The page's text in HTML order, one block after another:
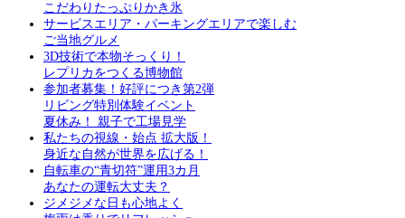
こだわりたっぷりかき氷
サービスエリア・パーキングエリアで楽しむ
ご当地グルメ
3D技術で本物そっくり！
レプリカをつくる博物館
参加者募集！好評につき第2弾
リビング特別体験イベント
夏休み！ 親子で工場見学
私たちの視線・始点 拡大版！
身近な自然が世界を広げる！
自転車の“青切符”運用3カ月
あなたの運転大丈夫？
ジメジメな日も心地よく